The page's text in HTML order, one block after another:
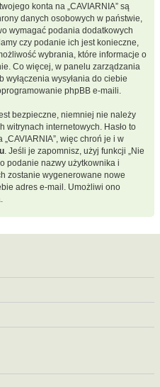
konta na „CAVIARNIA” są
danych osobowych w państwie,
wymagać podania dodatkowych
czy podanie ich jest konieczne,
wybrania, które informacje o
Co więcej, w panelu zarządzania
wyłączenia wysyłania do ciebie
phpBB e-maili.
bezpieczne, niemniej nie należy
witrynach internetowych. Hasło to
więc chroń je i w
. Jeśli je zapomnisz, użyj funkcji „Nie
podanie nazwy użytkownika i
zostanie wygenerowane nowe
adres e-mail. Umożliwi ono